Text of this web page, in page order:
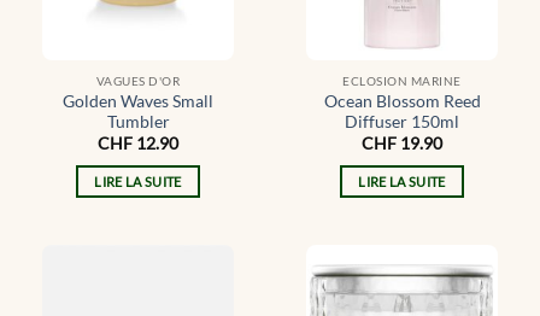
VAGUES D'OR
Golden Waves Small
Tumbler
CHF 12.90
LIRE LA SUITE
ECLOSION MARINE
Ocean Blossom Reed
Diffuser 150ml
CHF 19.90
LIRE LA SUITE